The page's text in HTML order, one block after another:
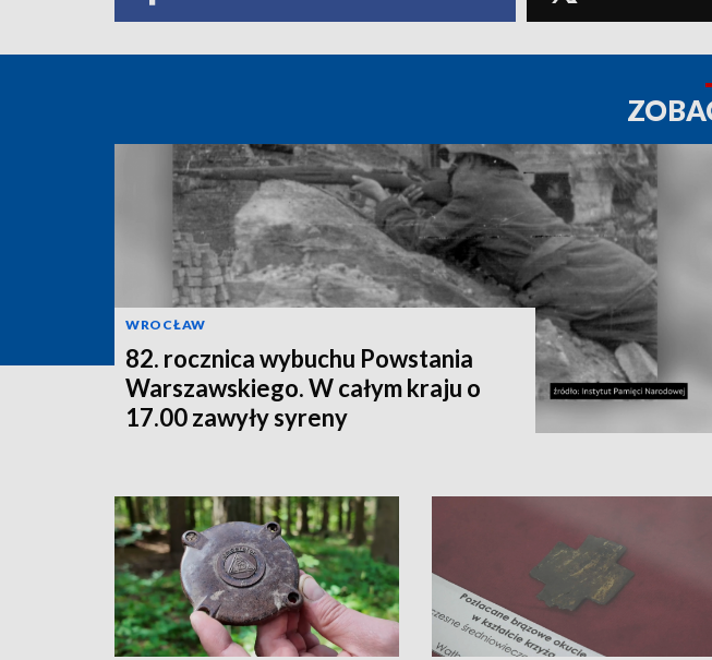
WROCŁAW
82. rocznica wybuchu Powstania
Warszawskiego. W całym kraju o
17.00 zawyły syreny